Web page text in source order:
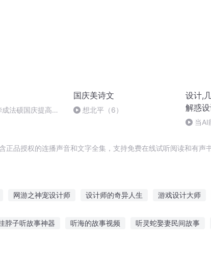
法硕国庆提高班
国庆美诗文
想北平（6）
设计,
解惑
当AI
品授权的连播声音和文字全集，支持免费在线试听阅读和有声
网游之神宠设计师 设计师的奇异人生 游戏设计大师
脖子听故事神器 听海的故事视频 听灵蛇娶妻民间故事